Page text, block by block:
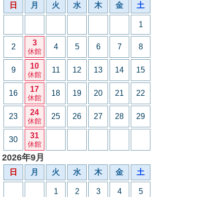
日 月 火 水 木 金 土
1
2 3
休館
4 5 6 7 8
9 10
休館
11 12 13 14 15
16 17
休館
18 19 20 21 22
23 24
休館
25 26 27 28 29
30 31
休館
2026年9月
日 月 火 水 木 金 土
1 2 3 4 5